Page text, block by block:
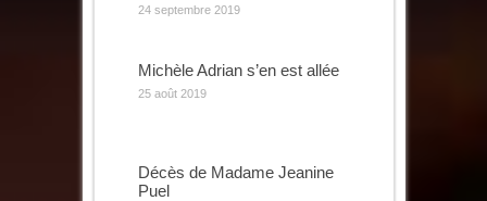
24 septembre 2019
Michèle Adrian s’en est allée
25 août 2019
Décès de Madame Jeanine
Puel